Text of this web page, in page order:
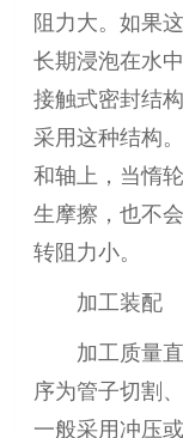
阻力大。如果
长期浸泡在水
接触式密封结
采用这种结构
和轴上，当惰
生摩擦，也不
转阻力小。
加工装配
加工质量直
序为管子切割
一般采用冲压